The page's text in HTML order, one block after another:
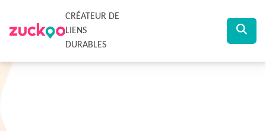
CRÉATEUR DE
LIENS
DURABLES